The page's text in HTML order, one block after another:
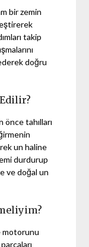
bir zemin
takip
doğru
tahılları
un haline
durdurup
ve doğal un
motorunu